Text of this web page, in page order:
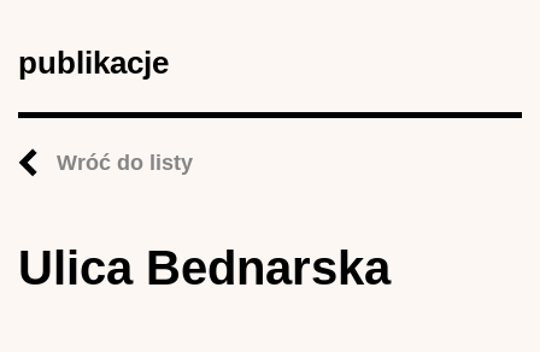
publikacje
Wróć do listy
Ulica Bednarska